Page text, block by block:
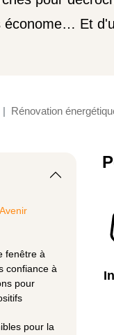
économe… Et
Rénovation
fenêtre à
confiance à
pour
pour la